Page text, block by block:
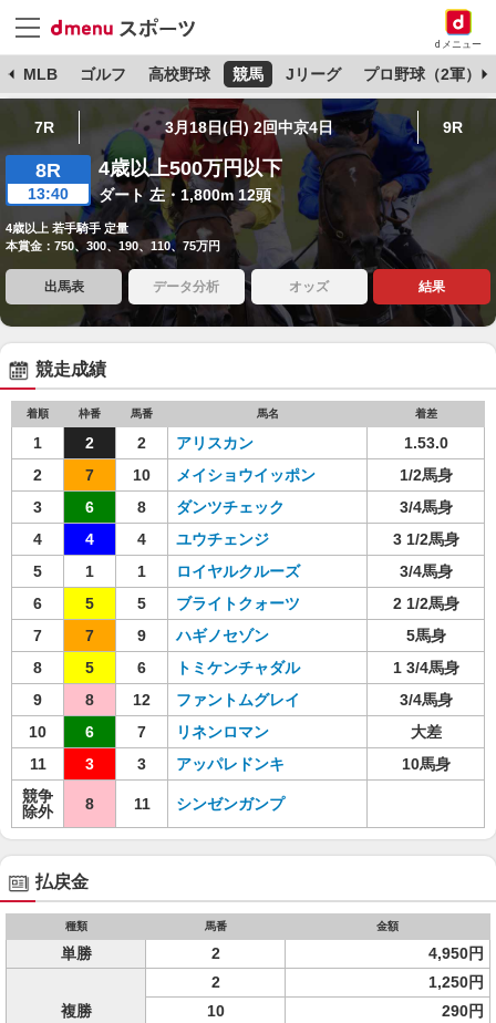
dメニュー
MLB ゴルフ 高校野球 競馬 Jリーグ プロ野球（2軍）
7R 3月18日(日) 2回中京4日 9R
8R
13:40
4歳以上500万円以下
ダート 左・1,800m 12頭
4歳以上 若手騎手 定量
本賞金：750、300、190、110、75万円
出馬表 データ分析 オッズ 結果
競走成績
着順 枠番 馬番 馬名 着差
1 2 2 アリスカン
1.53.0
2
7 10 メイショウイッポン
1/2馬身
3
6 8 ダンツチェック
3/4馬身
4
4 4 ユウチェンジ
3 1/2馬身
5
1 1 ロイヤルクルーズ
3/4馬身
6
5 5 ブライトクォーツ
2 1/2馬身
7
7 9 ハギノセゾン
5馬身
8
5 6 トミケンチャダル
1 3/4馬身
9
8 12 ファントムグレイ
3/4馬身
10
6 7 リネンロマン
大差
11
3 3 アッパレドンキ
10馬身
競争
除外
8 11 シンゼンガンプ
払戻金
種類 馬番 金額
単勝 2 4,950円
複勝
2
1,250円
10
290円